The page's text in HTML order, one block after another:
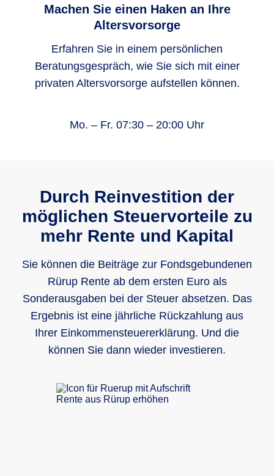
Die Höchstbeiträge sind jährlich als
Sonderausgaben absetzbar. Der steuerlich
förderfähige Höchstbetrag in der
Basisversorgung beträgt 2026 für einzeln
Lebenspartner 61.652 Euro.
Machen Sie einen Haken an Ihre
Altersvorsorge
Erfahren Sie in einem persönlichen
Beratungsgespräch, wie Sie sich mit einer
privaten Altersvorsorge aufstellen können.
Mo. – Fr. 07:30 – 20:00 Uhr
Durch Reinvestition der
möglichen Steuervorteile zu
mehr Rente und Kapital
Sie können die Beiträge zur Fondsgebundenen
Rürup Rente ab dem ersten Euro als
Sonderausgaben bei der Steuer absetzen. Das
Ergebnis ist eine jährliche Rückzahlung aus
Ihrer Einkommensteuererklärung. Und die
können Sie dann wieder investieren.